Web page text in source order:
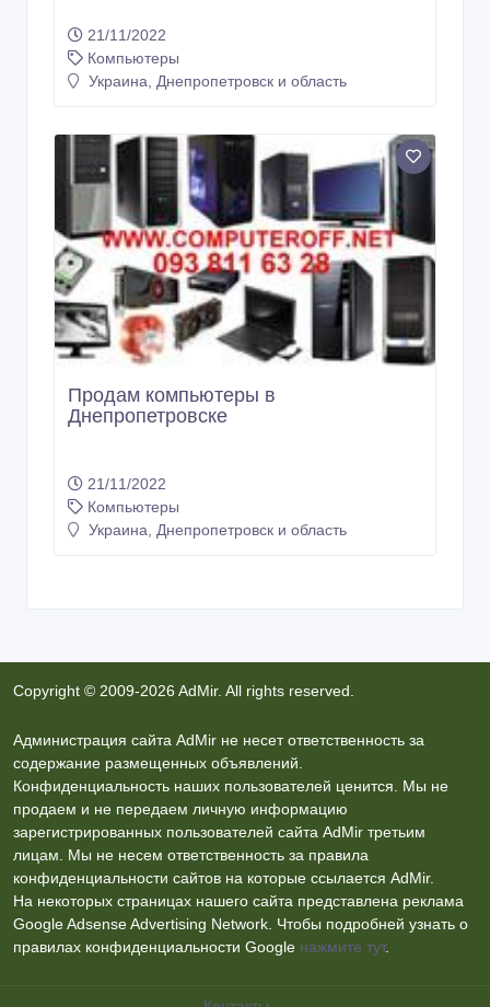
21/11/2022
Компьютеры
Украина, Днепропетровск и область
Продам компьютеры в
Днепропетровске
21/11/2022
Компьютеры
Украина, Днепропетровск и область
Copyright © 2009-2026 AdMir. All rights reserved.
Администрация сайта AdMir не несет ответственность за
содержание размещенных объявлений.
Конфиденциальность наших пользователей ценится. Мы не
продаем и не передаем личную информацию
зарегистрированных пользователей сайта AdMir третьим
лицам. Мы не несем ответственность за правила
конфиденциальности сайтов на которые ссылается AdMir.
На некоторых страницах нашего сайта представлена реклама
Google Adsense Advertising Network. Чтобы подробней узнать о
правилах конфиденциальности Google нажмите тут.